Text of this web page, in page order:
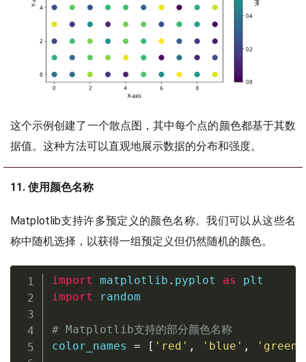
这个示例创建了一个散点图，其中每个点的颜色都基于其数
据值。这种方法可以直观地展示数据的分布和强度。
11. 使用颜色名称
Matplotlib支持许多预定义的颜色名称。我们可以从这些名
称中随机选择，以获得一组预定义但仍然随机的颜色。
import matplotlib . pyplot as
import random
# Matplotlib支持的部分颜色名称
color_names = [ 'red' , 'blue' , 'green'